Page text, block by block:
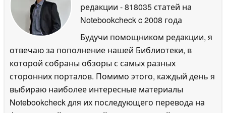
редакции - 818035 статей на
Notebookcheckc 2008 года
Будучи помощником редакции, я
отвечаю за пополнение нашей Библиотеки, в
которой собраны обзоры с самых разных
сторонних порталов. Помимо этого, каждый день я
выбираю наиболее интересные материалы
Notebookcheck для их последующего перевода на